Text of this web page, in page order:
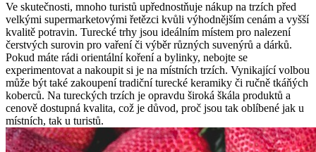
Ve skutečnosti, mnoho turistů upřednostňuje nákup na trzích před
velkými supermarketovými řetězci kvůli výhodnějším cenám a vyšší
kvalitě potravin. Turecké trhy jsou ideálním místem pro nalezení
čerstvých surovin pro vaření či výběr různých suvenýrů a dárků.
Pokud máte rádi orientální koření a bylinky, nebojte se
experimentovat a nakoupit si je na místních trzích. Vynikající volbou
může být také zakoupení tradiční turecké keramiky či ručně tkáňých
koberců. Na tureckých trzích je opravdu široká škála produktů a
cenově dostupná kvalita, což je důvod, proč jsou tak oblíbené jak u
místních, tak u turistů.